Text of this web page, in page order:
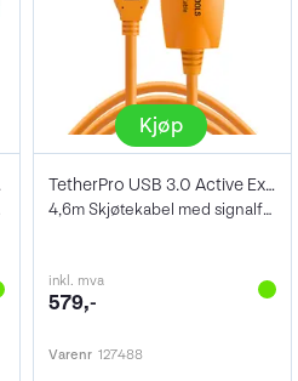
USB
Kjøp
TetherPro USB 3.0 Active Extension 5 m
4,6m Skjøtekabel med signalforsterker
inkl. mva
579,-
Varenr 127488